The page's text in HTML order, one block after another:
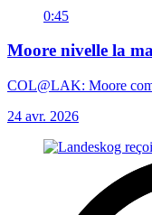
0:45
Moore nivelle la
COL@LAK: Moore
24 avr. 2026